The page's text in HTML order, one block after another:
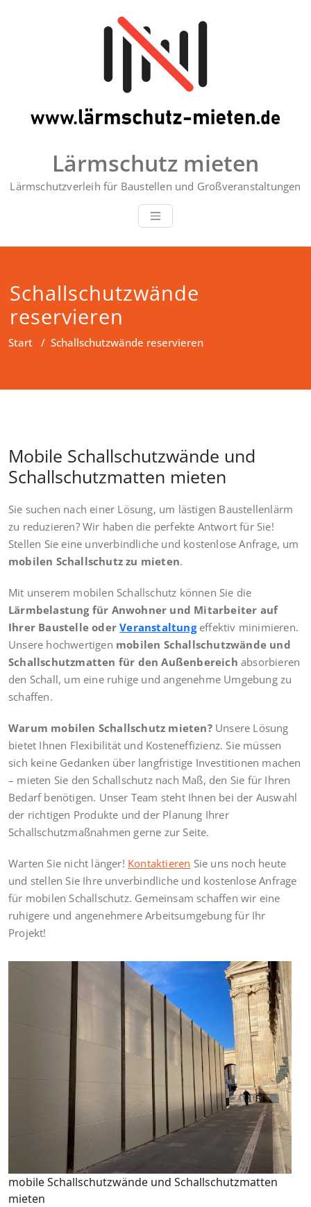
Lärmschutz mieten
Lärmschutzverleih für Baustellen und Großveranstaltungen
Schallschutzwände
reservieren
Start / Schallschutzwände reservieren
Mobile Schallschutzwände und
Schallschutzmatten mieten
Sie suchen nach einer Lösung, um lästigen Baustellenlärm
zu reduzieren? Wir haben die perfekte Antwort für Sie!
Stellen Sie eine unverbindliche und kostenlose Anfrage, um
mobilen Schallschutz zu mieten.
Mit unserem mobilen Schallschutz können Sie die
Lärmbelastung für Anwohner und Mitarbeiter auf
Ihrer Baustelle oderVeranstaltungeffektiv minimieren.
Unsere hochwertigen mobilen Schallschutzwände und
Schallschutzmatten für den Außenbereich absorbieren
den Schall, um eine ruhige und angenehme Umgebung zu
schaffen.
Warum mobilen Schallschutz mieten?Unsere Lösung
bietet Ihnen Flexibilität und Kosteneffizienz. Sie müssen
sich keine Gedanken über langfristige Investitionen machen
– mieten Sie den Schallschutz nach Maß, den Sie für Ihren
Bedarf benötigen. Unser Team steht Ihnen bei der Auswahl
der richtigen Produkte und der Planung Ihrer
Schallschutzmaßnahmen gerne zur Seite.
Warten Sie nicht länger! Kontaktieren Sie uns noch heute
und stellen Sie Ihre unverbindliche und kostenlose Anfrage
für mobilen Schallschutz. Gemeinsam schaffen wir eine
ruhigere und angenehmere Arbeitsumgebung für Ihr
Projekt!
mobile Schallschutzwände und Schallschutzmatten
mieten